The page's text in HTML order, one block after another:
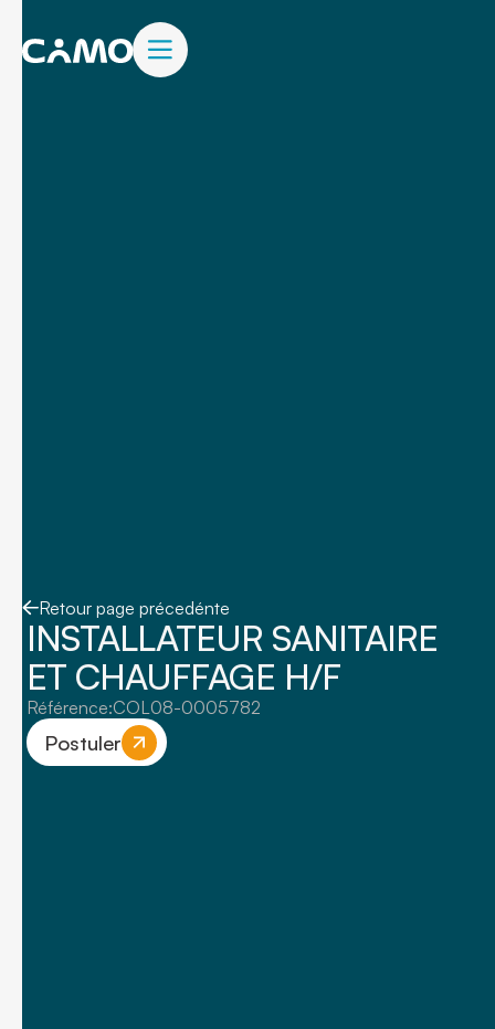
Retour page précedénte
INSTALLATEUR SANITAIRE
ET CHAUFFAGE H/F
Référence:COL08-0005782
Postuler